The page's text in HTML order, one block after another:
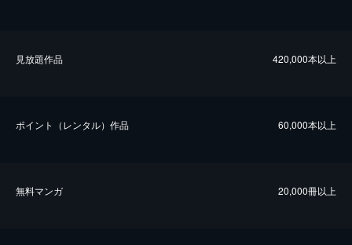
⾒放題作品 420,000本以上
ポイント（レンタル）作品 60,000本以上
無料マンガ 20,000冊以上